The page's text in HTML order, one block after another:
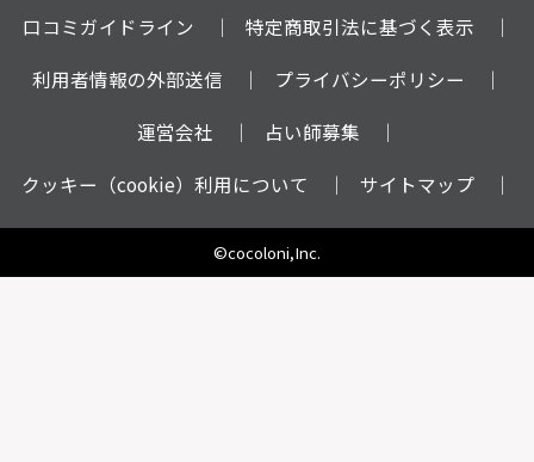
口コミガイドライン
特定商取引法に基づく表示
利用者情報の外部送信
プライバシーポリシー
運営会社
占い師募集
クッキー（cookie）利用について
サイトマップ
©cocoloni,Inc.